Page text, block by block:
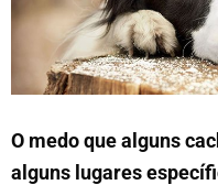
O medo que alguns
alguns lugares